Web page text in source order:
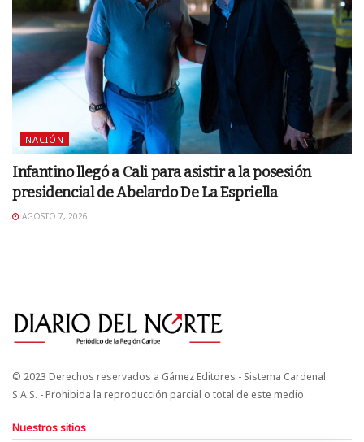
NACIÓN
Infantino llegó a Cali para asistir a la posesión
presidencial de Abelardo De La Espriella
AGOSTO 7, 2026
© 2023 Derechos reservados a Gámez Editores - Sistema Cardenal
S.A.S. - Prohibida la reproducción parcial o total de este medio.
Nuestros sitios